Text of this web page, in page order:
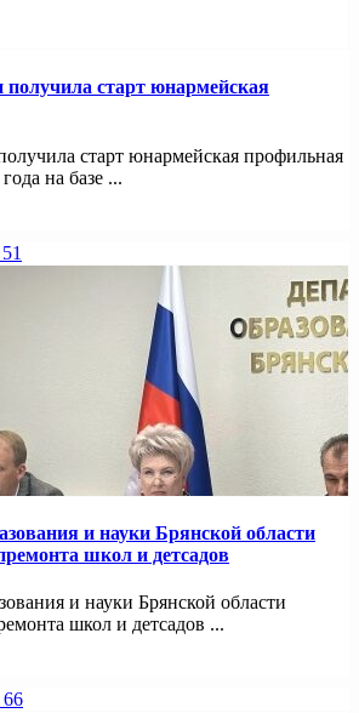
получила старт юнармейская
старт юнармейская профильная
на базе ...
51
и науки Брянской области
школ и детсадов
и науки Брянской области
школ и детсадов ...
66